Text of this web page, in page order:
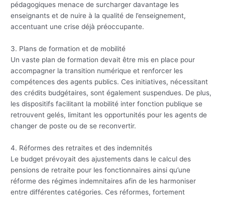
pédagogiques menace de surcharger davantage les
enseignants et de nuire à la qualité de l’enseignement,
accentuant une crise déjà préoccupante.
3. Plans de formation et de mobilité
Un vaste plan de formation devait être mis en place pour
accompagner la transition numérique et renforcer les
compétences des agents publics. Ces initiatives, nécessitant
des crédits budgétaires, sont également suspendues. De plus,
les dispositifs facilitant la mobilité inter fonction publique se
retrouvent gelés, limitant les opportunités pour les agents de
changer de poste ou de se reconvertir.
4. Réformes des retraites et des indemnités
Le budget prévoyait des ajustements dans le calcul des
pensions de retraite pour les fonctionnaires ainsi qu’une
réforme des régimes indemnitaires afin de les harmoniser
entre différentes catégories. Ces réformes, fortement